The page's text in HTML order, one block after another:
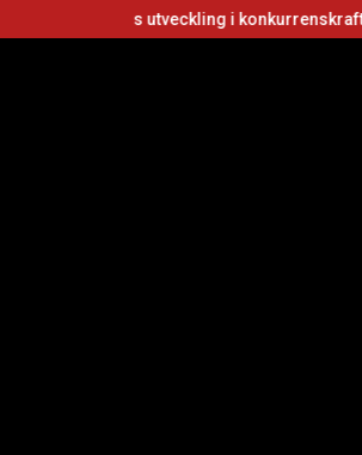
utveckling i konkurrenskraftiga